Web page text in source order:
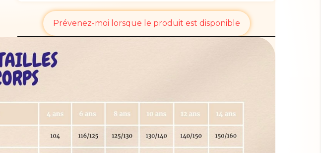
Prévenez-moi lorsque le produit est disponible